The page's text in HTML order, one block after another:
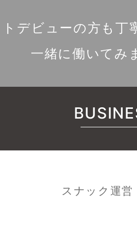
デビューの方も丁
一緒に働いてみ
スナック運営